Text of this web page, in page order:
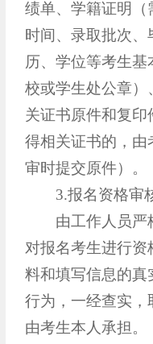
绩单、学籍证明（
时间、录取批次
历、学位等考生
校或学生处公章）
关证书原件和复印
得相关证书的，由
审时提交原件）。
3.报名资格审
由工作人员严
对报名考生进行
料和填写信息的真
行为，一经查实，
由考生本人承担。